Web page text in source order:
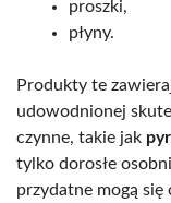
proszki,
płyny.
Produkty te
udowodnionej
czynne, takie jak
tylko dorosłe
przydatne mogą się